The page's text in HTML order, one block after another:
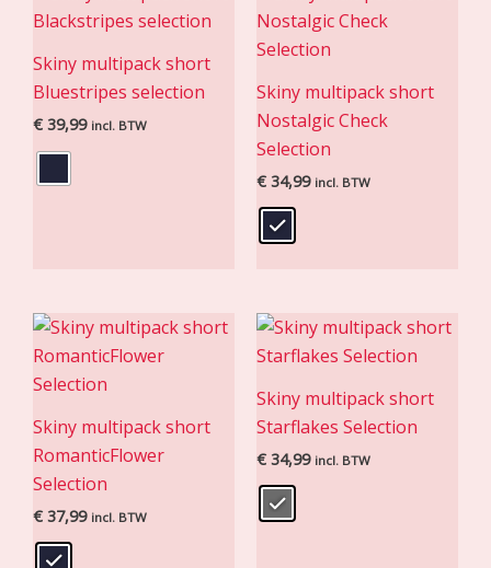
Skiny multipack short
Bluestripes selection
€ 39,99 incl. BTW
Skiny multipack short
Nostalgic Check
Selection
€ 34,99 incl. BTW
Skiny multipack short
RomanticFlower
Selection
€ 37,99 incl. BTW
Skiny multipack short
Starflakes Selection
€ 34,99 incl. BTW